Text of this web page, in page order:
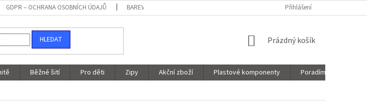
GDPR – OCHRANA OSOBNÍCH ÚDAJŮ BAREVNICE Přihlášení
HLEDAT
NÁKUPNÍ
Prázdný košík
Běžné šití Pro děti Zipy Akční zboží Plastové komponenty Poradíme Vám!